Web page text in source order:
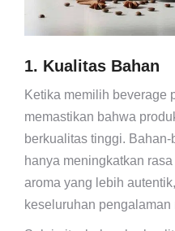
1. Kualitas Bahan
Ketika memilih beverage
memastikan bahwa
berkualitas tinggi.
hanya meningkatkan
aroma yang lebih
keseluruhan